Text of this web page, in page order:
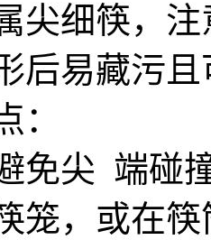
细筷，注
后易藏污
尖 端碰撞
笼，或在